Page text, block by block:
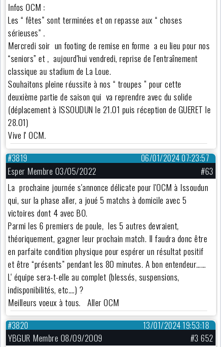
Infos OCM :
Les “ fêtes” sont terminées et on repasse aux “ choses
sérieuses” .
Mercredi soir un footing de remise en forme a eu lieu pour nos
“seniors” et , aujourd'hui vendredi, reprise de l'entraînement
classique au stadium de La Loue.
Souhaitons pleine réussite à nos “ troupes ” pour cette
deuxième partie de saison qui va reprendre avec du solide
(déplacement à ISSOUDUN le 21.01 puis réception de GUERET le
28.01)
Vive l' OCM.
06/01/2024 07:23:57
#3819
Esper Membre 03/05/2022
#63
La prochaine journée s'annonce délicate pour l'OCM à Issoudun
qui, sur la phase aller, a joué 5 matchs à domicile avec 5
victoires dont 4 avec BO.
Parmi les 6 premiers de poule, les 5 autres devraient,
théoriquement, gagner leur prochain match. Il faudra donc être
en parfaite condition physique pour espérer un résultat positif
et être “présents” pendant les 80 minutes. A bon entendeur……
L' équipe sera-t-elle au complet (blessés, suspensions,
indisponibilités, etc….) ?
Meilleurs voeux à tous. Aller OCM
13/01/2024 19:53:18
#3820
YBGUR Membre 08/09/2009
#3 652